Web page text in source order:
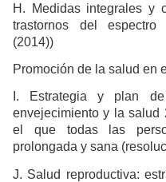
H. Medidas integrales y
trastornos del espectro
(2014))
Promoción de la salud en
I. Estrategia y plan
envejecimiento y la salud
el que todas las
prolongada y sana
J. Salud reproductiva: